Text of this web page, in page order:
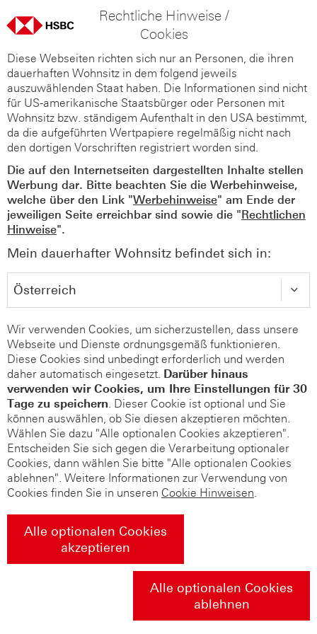
Rechtliche Hinweise /
Cookies
Diese Webseiten richten sich nur an Personen, die ihren
dauerhaften Wohnsitz in dem folgend jeweils
auszuwählenden Staat haben. Die Informationen sind nicht
für US-amerikanische Staatsbürger oder Personen mit
Wohnsitz bzw. ständigem Aufenthalt in den USA bestimmt,
da die aufgeführten Wertpapiere regelmäßig nicht nach
den dortigen Vorschriften registriert worden sind.
Die auf den Internetseiten dargestellten Inhalte stellen
Werbung dar. Bitte beachten Sie die Werbehinweise,
welche über den Link "Werbehinweise" am Ende der
jeweiligen Seite erreichbar sind sowie die "Rechtlichen
Hinweise".
Mein dauerhafter Wohnsitz befindet sich in:
Wir verwenden Cookies, um sicherzustellen, dass unsere
Webseite und Dienste ordnungsgemäß funktionieren.
Diese Cookies sind unbedingt erforderlich und werden
daher automatisch eingesetzt. Darüber hinaus
verwenden wir Cookies, um Ihre Einstellungen für 30
Tage zu speichern. Dieser Cookie ist optional und Sie
können auswählen, ob Sie diesen akzeptieren möchten.
Wählen Sie dazu "Alle optionalen Cookies akzeptieren".
Entscheiden Sie sich gegen die Verarbeitung optionaler
Cookies, dann wählen Sie bitte "Alle optionalen Cookies
ablehnen". Weitere Informationen zur Verwendung von
Cookies finden Sie in unseren Cookie Hinweisen.
Alle optionalen Cookies
akzeptieren
Alle optionalen Cookies
ablehnen